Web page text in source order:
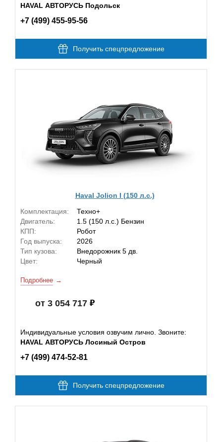
HAVAL АВТОРУСЬ Подольск
+7 (499) 455-95-56
Получить спецпредложение
Haval Jolion I (150 л.с.)
Комплектация:
Техно+
Двигатель:
1.5 (150 л.с.) Бензин
КПП:
Робот
Год выпуска:
2026
Тип кузова:
Внедорожник 5 дв.
Цвет:
Черный
Подробнее
от 3 054 717
Индивидуальные условия озвучим лично. Звоните:
HAVAL АВТОРУСЬ Лосиный Остров
+7 (499) 474-52-81
Получить спецпредложение